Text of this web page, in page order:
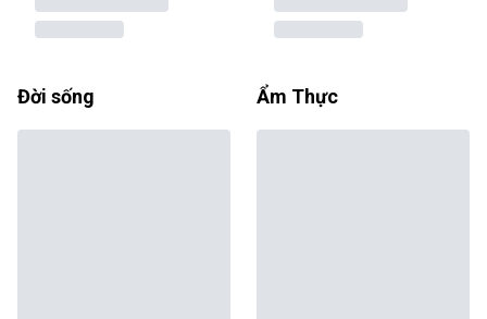
Đời sống Ẩm Thực